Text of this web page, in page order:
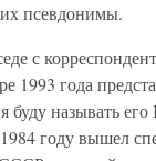
псевдонимы.
с
1993 года
называть его
году вышел